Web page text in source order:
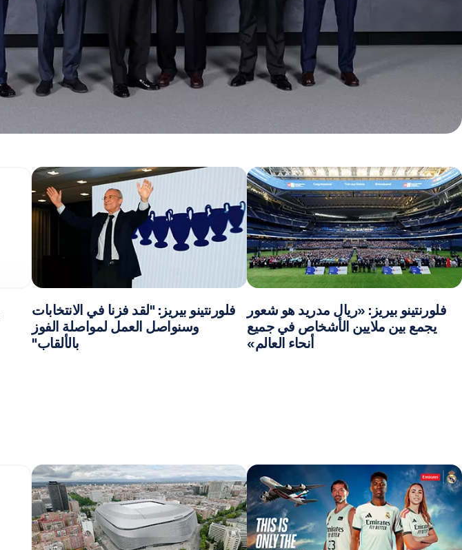
فلورنتينو بيريز: «ريال مدريد هو شعور
يجمع بين ملايين الأشخاص في جميع
أنحاء العالم»
فلورنتينو بيريز: "لقد فزنا في الانتخابات
وسنواصل العمل لمواصلة الفوز
بالألقاب"